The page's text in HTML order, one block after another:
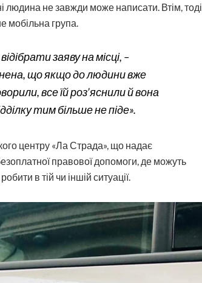
людина не зав­жди може написати. Втім, тоді
мобільна група.
заяву на місці, –
що якщо до людини вже
все їй роз’яснили й вона
тим більше не піде».
цент­ру «Ла Страда», що надає
правової допомоги, де можуть
в тій чи іншій ситуації.